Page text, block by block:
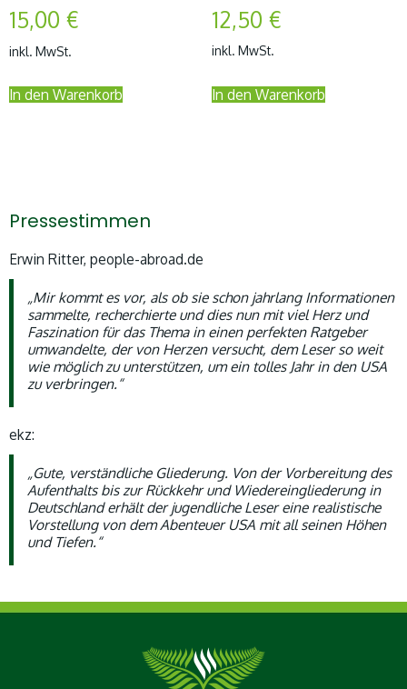
15,00 €
inkl. MwSt.
In den Warenkorb
12,50 €
inkl. MwSt.
In den Warenkorb
Pressestimmen
Erwin Ritter, people-abroad.de
„Mir kommt es vor, als ob sie schon jahrlang Informationen
sammelte, recherchierte und dies nun mit viel Herz und
Faszination für das Thema in einen perfekten Ratgeber
umwandelte, der von Herzen versucht, dem Leser so weit
wie möglich zu unterstützen, um ein tolles Jahr in den USA
zu verbringen.“
ekz:
„Gute, verständliche Gliederung. Von der Vorbereitung des
Aufenthalts bis zur Rückkehr und Wiedereingliederung in
Deutschland erhält der jugendliche Leser eine realistische
Vorstellung von dem Abenteuer USA mit all seinen Höhen
und Tiefen.“